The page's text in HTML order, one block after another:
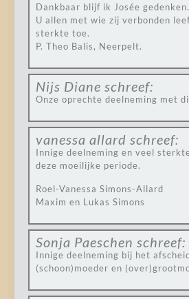
Dankbaar blijf ik Josée gedenken.
U allen met wie zij verbonden
sterkte toe.
P. Theo Balis, Neerpelt.
Nijs Diane schreef:
Onze oprechte deelneming met
vanessa allard schreef:
Innige deelneming en veel
deze moeilijke periode.
Roel-Vanessa Simons-Allard
Maxim en Lukas Simons
Sonja Paeschen schreef:
Innige deelneming bij het
(schoon)moeder en